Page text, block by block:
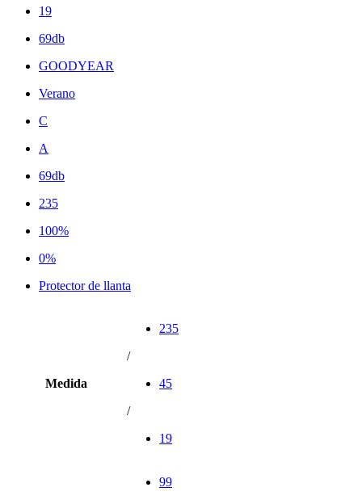
19
69db
GOODYEAR
Verano
C
A
69db
235
100%
0%
Protector de llanta
Medida
235
/
45
/
19
99